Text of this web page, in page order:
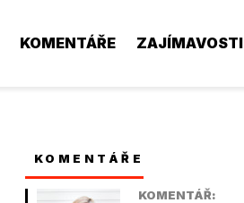
KOMENTÁŘE ZAJÍMAVOSTI
KOMENTÁŘE
KOMENTÁŘ: